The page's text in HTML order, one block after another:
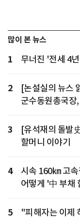
많이 본 뉴스
1 무너진 '전세 4
2
[논설실의 뉴스
군수동원총국장
3
[유석재의 돌발
할머니 이야기
4
시속 160㎞ 고
어떻게 '中 부채
5
"피해자는 이제